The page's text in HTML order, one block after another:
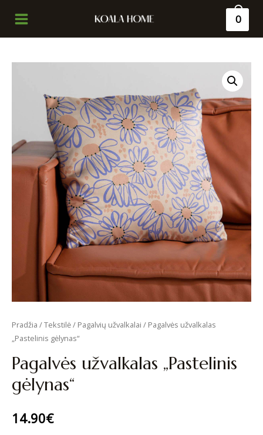
Main
0
Pradžia /Tekstilė/ Pagalvių užvalkalai / Pagalvės užvalkalas
„Pastelinis gėlynas“
Pagalvės užvalkalas „Pastelinis
gėlynas“
14.90€